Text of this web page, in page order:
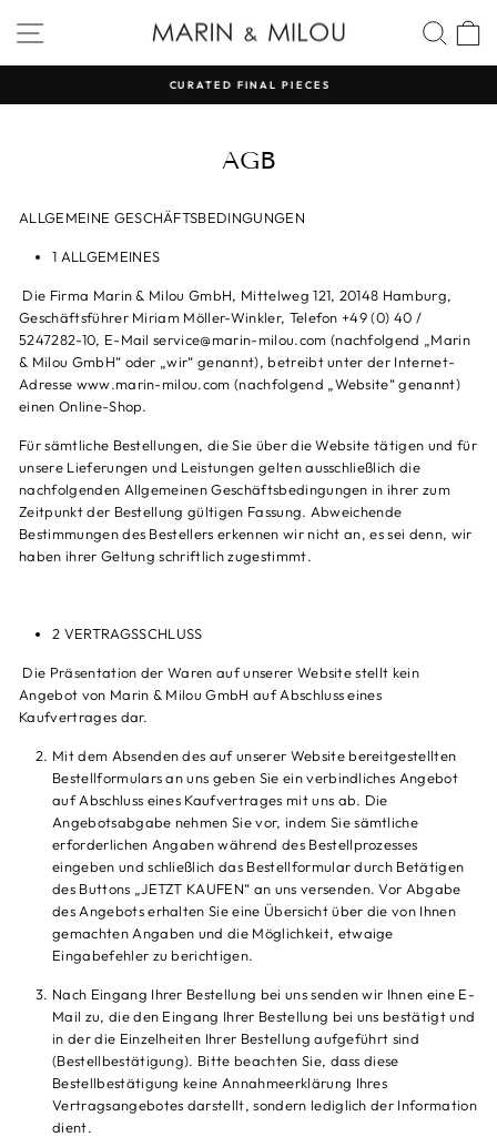
zum
SEITENNAVIGATION
CURATED FINAL PIECES
AGB
ALLGEMEINE GESCHÄFTSBEDINGUNGEN
1 ALLGEMEINES
Die Firma Marin & Milou GmbH, Mittelweg 121, 20148 Hamburg,
Geschäftsführer Miriam Möller-Winkler, Telefon+49 (0) 40 /
5247282-10, E-Mail service@marin-milou.com (nachfolgend „Marin
& Milou GmbH“ oder „wir“ genannt), betreibt unter der Internet-
Adresse www.marin-milou.com (nachfolgend „Website“ genannt)
einen Online-Shop.
Für sämtliche Bestellungen, die Sie über die Website tätigen und für
unsere Lieferungen und Leistungen gelten ausschließlich die
nachfolgenden Allgemeinen Geschäftsbedingungen in ihrer zum
Zeitpunkt der Bestellung gültigen Fassung. Abweichende
Bestimmungen des Bestellers erkennen wir nicht an, es sei denn, wir
haben ihrer Geltung schriftlich zugestimmt.
2 VERTRAGSSCHLUSS
Die Präsentation der Waren auf unserer Website stellt kein
Angebot von Marin & Milou GmbH auf Abschluss eines
Kaufvertrages dar.
Mit dem Absenden des auf unserer Website bereitgestellten
Bestellformulars an uns geben Sie ein verbindliches Angebot
auf Abschluss eines Kaufvertrages mit uns ab. Die
Angebotsabgabe nehmen Sie vor, indem Sie sämtliche
erforderlichen Angaben während des Bestellprozesses
eingeben und schließlich das Bestellformular durch Betätigen
des Buttons „JETZT KAUFEN“ an uns versenden. Vor Abgabe
des Angebots erhalten Sie eine Übersicht über die von Ihnen
gemachten Angaben und die Möglichkeit, etwaige
Eingabefehler zu berichtigen.
Nach Eingang Ihrer Bestellung bei uns senden wir Ihnen eine E-
Mail zu, die den Eingang Ihrer Bestellung bei uns bestätigt und
in der die Einzelheiten Ihrer Bestellung aufgeführt sind
(Bestellbestätigung). Bitte beachten Sie, dass diese
Bestellbestätigung keine Annahmeerklärung Ihres
Vertragsangebotes darstellt, sondern lediglich der Information
dient.